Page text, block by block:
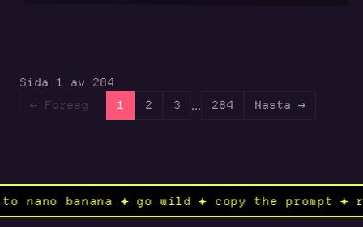
Sida 1 av 284
← Foreeg.
1 2 3 ... 284 Nasta →
to nano banana ✦ go wild ✦ copy